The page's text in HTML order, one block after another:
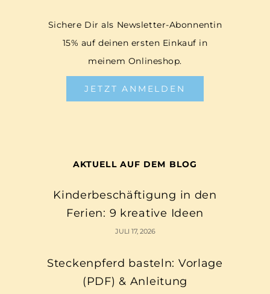
Sichere Dir als Newsletter-Abonnentin
15% auf deinen ersten Einkauf in
meinem Onlineshop.
JETZT ANMELDEN
AKTUELL AUF DEM BLOG
Kinderbeschäftigung in den
Ferien: 9 kreative Ideen
JULI 17, 2026
Steckenpferd basteln: Vorlage
(PDF) & Anleitung